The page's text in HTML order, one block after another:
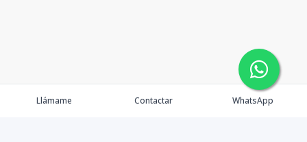
Llámame Contactar WhatsApp